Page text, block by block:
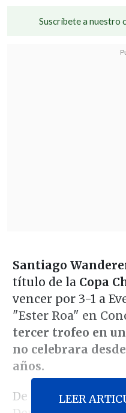
Suscríbete a nuestro
Santiago
título de laCopa
vencer por 3-1 a
"Ester Roa" en
tercer trofeo en
no celebrara desde
años.
De esta manera,
LEER